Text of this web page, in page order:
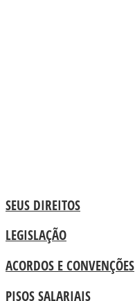
SEUS DIREITOS
LEGISLAÇÃO
ACORDOS E CONVENÇÕES
PISOS SALARIAIS